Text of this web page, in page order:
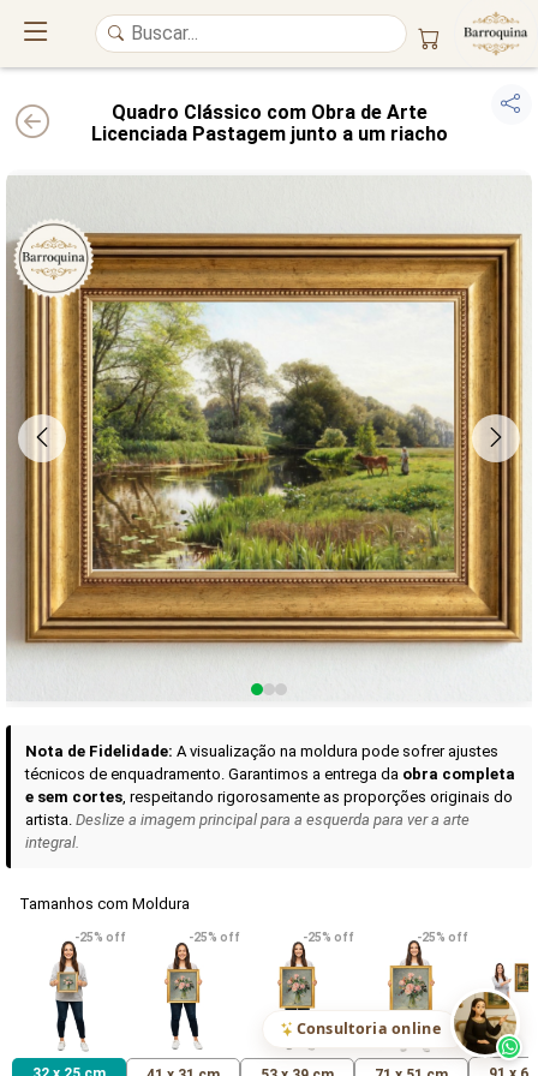
UM ATELIÊ 100% FINE ART
Trazemos a imponência dasmaiores obras de arte do mundo
para o
alto padrão da sua casa. Nosso acervo reúne a genialidade de
grandes
pintores renomados, resgatandoartes reaise o requinte inconfundível
das obras doséculo XIX. Produção artesanal emCanvas 100% Algodão
,
molduras emMadeira Maciçae impressão comPigmentação Mineral
QUALIDADE DE MUSEU GARANTIA ETERNA
Curadoria das Campanhas
A seleção de obras-primas apresentadas em nossos vídeos nas redes
sociais, reunidas aqui para sua apreciação.
VER DETALHES
Madona de Loreto
R$ 538,42
VER DETALHES
Narciso- caravaggio
R$ 365,92
VER
Maria
uma Rosa
R$ 365,92
Consultoria online
Quadro Clássico com Obra de Arte
Licenciada Pastagem junto a um riacho
Nota de Fidelidade: A visualização na moldura pode sofrer ajustes
técnicos de enquadramento. Garantimos a entrega da obra completa
e sem cortes, respeitando rigorosamente as proporções originais do
artista. Deslize a imagem principal para a esquerda para ver a arte
integral.
Tamanhos com Moldura
-25% off -25% off -25% off -25% off